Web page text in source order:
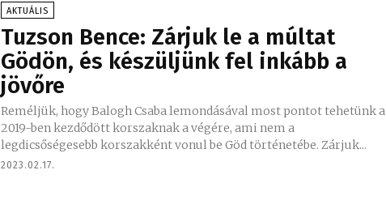
AKTUÁLIS
Tuzson Bence: Zárjuk le a múltat
Gödön, és készüljünk fel inkább a
jövőre
Reméljük, hogy Balogh Csaba lemondásával most pontot tehetünk a
2019-ben kezdődött korszaknak a végére, ami nem a
legdicsőségesebb korszakként vonul be Göd történetébe. Zárjuk...
2023.02.17.